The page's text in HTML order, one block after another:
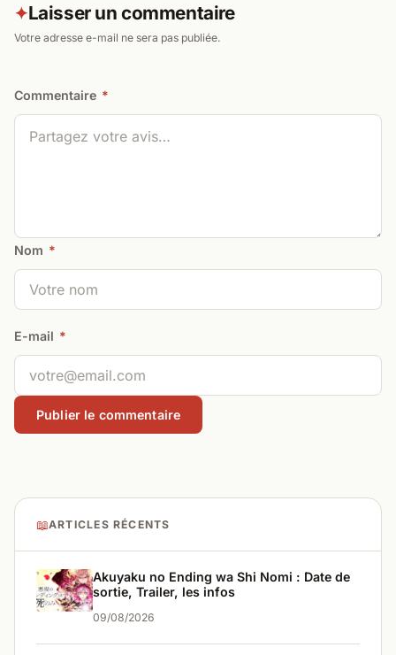
✦Laisser un commentaire
Votre adresse e-mail ne sera pas publiée.
Commentaire *
Nom *
E-mail *
📖ARTICLES RÉCENTS
Akuyaku no Ending wa Shi Nomi : Date de
sortie, Trailer, les infos
09/08/2026